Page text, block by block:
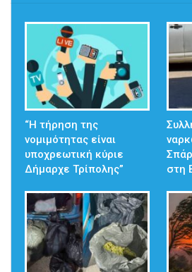
“Η τήρηση της
νομιμότητας είναι
υποχρεωτική κύριε
Δήμαρχε Τρίπολης”
στη